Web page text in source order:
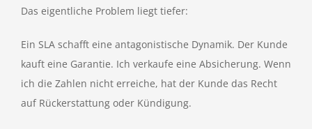
Das eigentliche Problem liegt tiefer:
Ein SLA schafft eine antagonistische Dynamik. Der Kunde
kauft eine Garantie. Ich verkaufe eine Absicherung. Wenn
ich die Zahlen nicht erreiche, hat der Kunde das Recht
auf Rückerstattung oder Kündigung.